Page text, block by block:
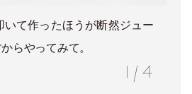
いて作ったほうが断然ジュー
らやってみて。
1 / 4